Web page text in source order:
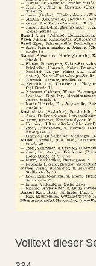
Volltext dieser